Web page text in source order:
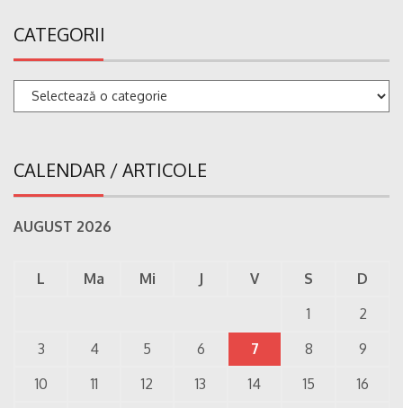
CATEGORII
Categorii
CALENDAR / ARTICOLE
AUGUST 2026
L Ma Mi J V S
D
1
2
3
4 5 6 7 8
9
10
11 12 13 14 15
16